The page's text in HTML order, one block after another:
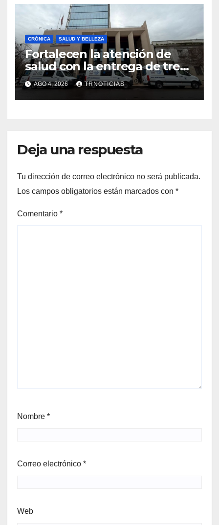
CRÓNICA SALUD Y BELLEZA
Fortalecen la atención de
salud con la entrega de tres
nuevas ambulancias para
Cauquenes y Sagrada Familia
AGO 4, 2026 TRNOTICIAS
Deja una respuesta
Tu dirección de correo electrónico no será publicada.
Los campos obligatorios están marcados con *
Comentario *
Nombre *
Correo electrónico *
Web